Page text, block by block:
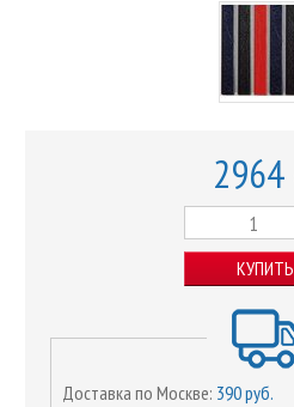
2964
КУПИТЬ
Доставка по Москве: 390 руб.